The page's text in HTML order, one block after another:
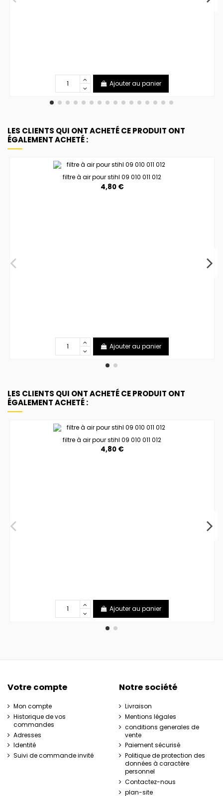
Ajouter au panier
LES CLIENTS QUI ONT ACHETÉ CE PRODUIT ONT
ÉGALEMENT ACHETÉ :
filtre à air pour stihl 09 010 011 012
4,80 €
Ajouter au panier
LES CLIENTS QUI ONT ACHETÉ CE PRODUIT ONT
ÉGALEMENT ACHETÉ :
filtre à air pour stihl 09 010 011 012
4,80 €
Ajouter au panier
Votre compte
Mon compte
Historique de vos
commandes
Adresses
Identité
Suivi de commande invité
Notre société
Livraison
Mentions légales
conditions generales de
vente
Paiement sécurisé
Politique de protection des
données à caractère
personnel
Contactez-nous
plan-site